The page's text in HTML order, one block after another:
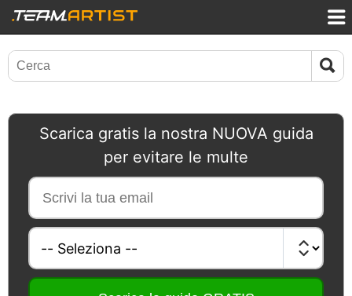
Scarica gratis la nostra NUOVA guida
per evitare le multe